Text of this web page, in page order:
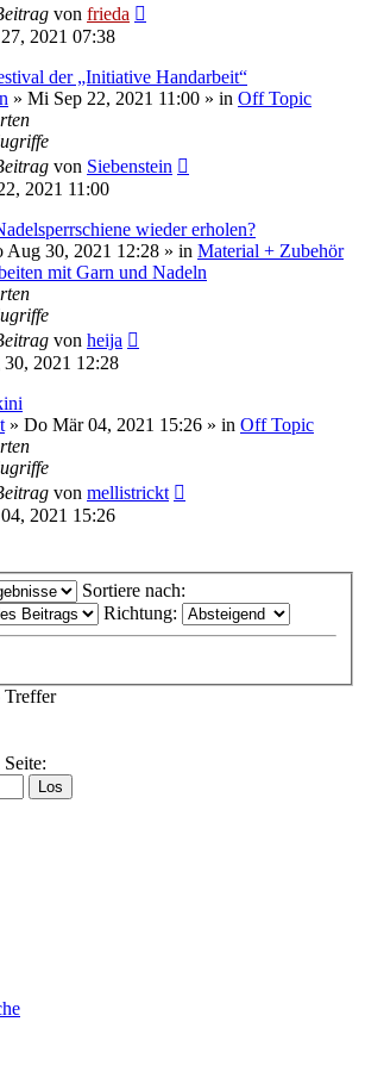
von frieda
2021 07:38
der „Initiative Handarbeit“
» Mi Sep 22, 2021 11:00 » in Off Topic
von Siebenstein
2021 11:00
wieder erholen?
Aug 30, 2021 12:28 » in Material + Zubehör
mit Garn und Nadeln
von heija
2021 12:28
» Do Mär 04, 2021 15:26 » in Off Topic
von mellistrickt
2021 15:26
Sortiere nach:
Richtung:
Treffer